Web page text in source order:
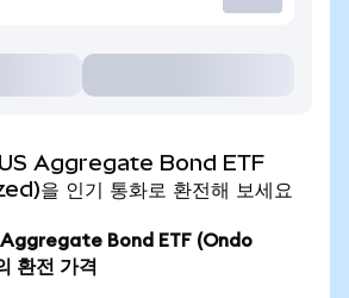
Aggregate Bond ETF
을 인기 통화로 환전해 보세요
Aggregate Bond ETF (Ondo
환전 가격